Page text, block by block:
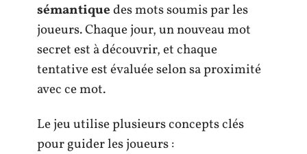
sémantiquedes mots soumis par les
joueurs. Chaque jour, un nouveau mot
secret est à découvrir, et chaque
tentative est évaluée selon sa proximité
avec ce mot.
Le jeu utilise plusieurs concepts clés
pour guider les joueurs :